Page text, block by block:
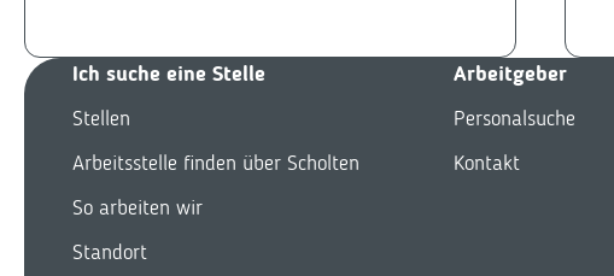
Ich suche eine Stelle
Stellen
Arbeitsstelle finden über Scholten
So arbeiten wir
Standort
Arbeitgeber
Personalsuche
Kontakt